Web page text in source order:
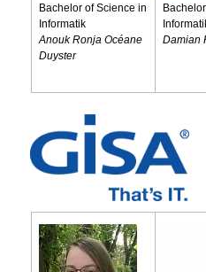
Bachelor of Science in
Informatik
Anouk Ronja Océane
Duyster
Bachelor
Damian